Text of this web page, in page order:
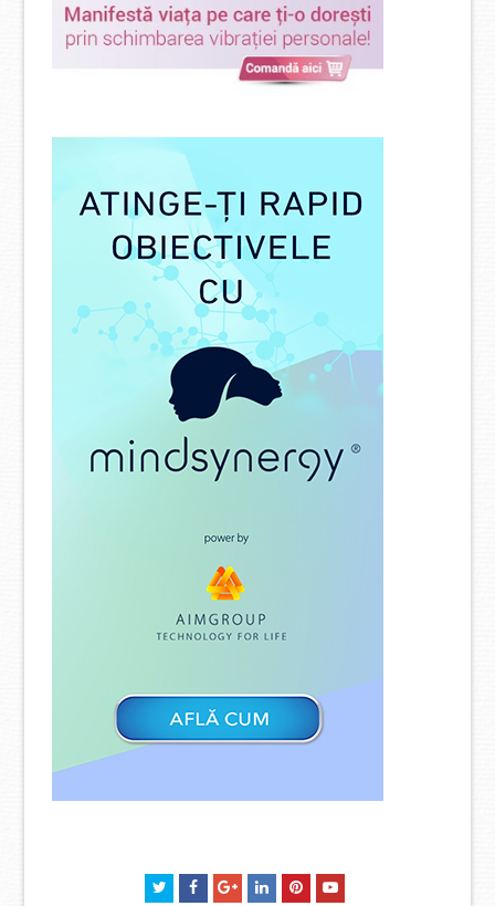
TwitterFacebookGooglePlus
LinkedInPinterestYoutube